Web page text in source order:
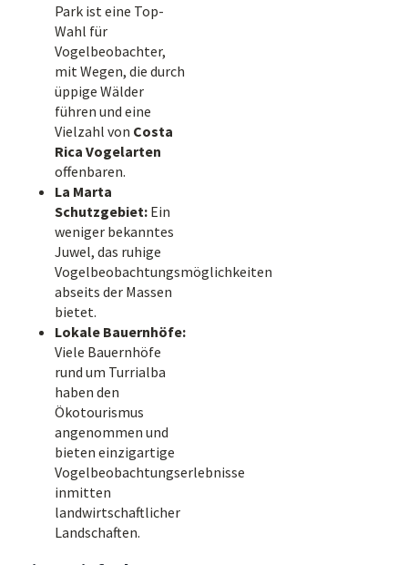
Park ist eine Top-
Wahl für
Vogelbeobachter,
mit Wegen, die durch
üppige Wälder
führen und eine
Vielzahl von Costa
Rica Vogelarten
offenbaren.
La Marta
Schutzgebiet: Ein
weniger bekanntes
Juwel, das ruhige
Vogelbeobachtungsmöglichkeiten
abseits der Massen
bietet.
Lokale Bauernhöfe:
Viele Bauernhöfe
rund um Turrialba
haben den
Ökotourismus
angenommen und
bieten einzigartige
Vogelbeobachtungserlebnisse
inmitten
landwirtschaftlicher
Landschaften.